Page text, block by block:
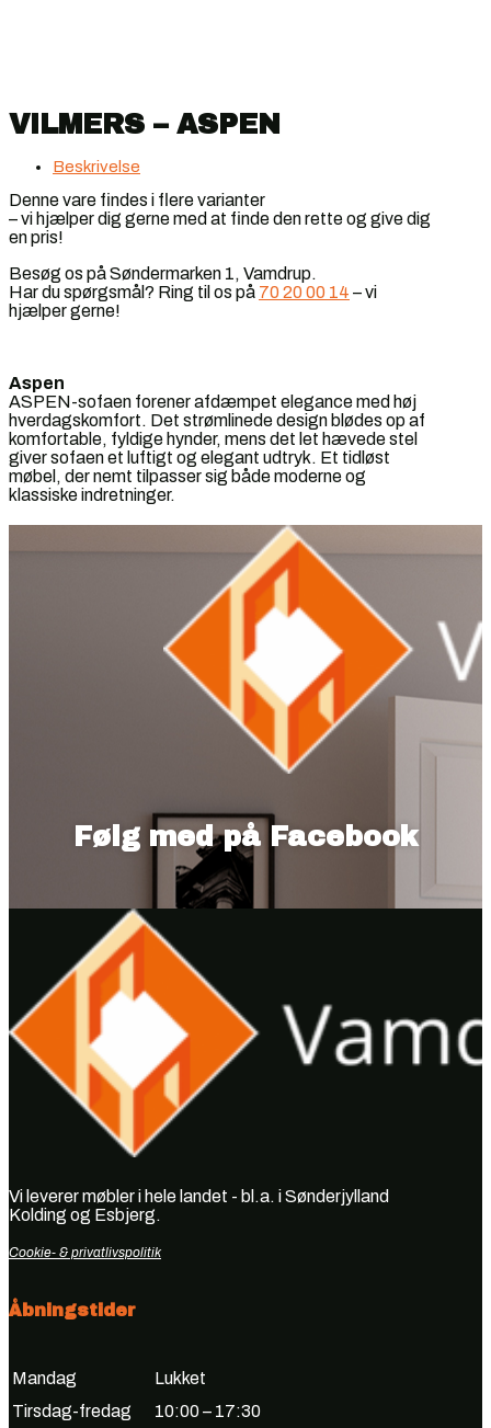
VILMERS – ASPEN
Beskrivelse
Denne vare findes i flere varianter
– vi hjælper dig gerne med at finde den rette og give dig
en pris!
Besøg os på Søndermarken 1, Vamdrup.
Har du spørgsmål? Ring til os på 70 20 00 14 – vi
hjælper gerne!
Aspen
ASPEN-sofaen forener afdæmpet elegance med høj
hverdagskomfort. Det strømlinede design blødes op af
komfortable, fyldige hynder, mens det let hævede stel
giver sofaen et luftigt og elegant udtryk. Et tidløst
møbel, der nemt tilpasser sig både moderne og
klassiske indretninger.
Følg med på Facebook
Vi leverer møbler i hele landet - bl.a. i Sønderjylland
Kolding og Esbjerg.
Cookie- & privatlivspolitik
Åbningstider
Mandag
Lukket
Tirsdag-fredag
10:00 – 17:30